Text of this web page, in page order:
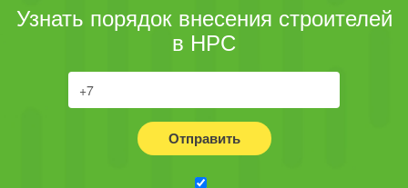
Узнать порядок внесения строителей
в НРС
Отправить